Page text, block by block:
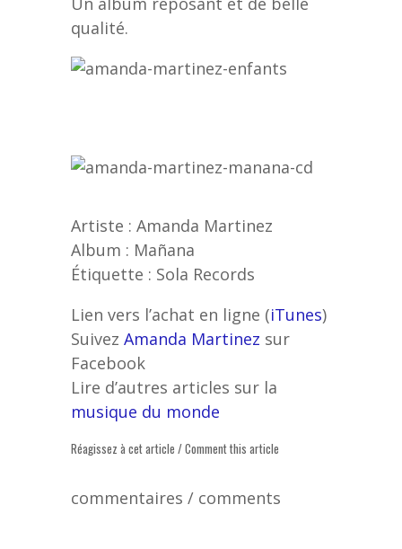
qualité.
Artiste : Amanda Martinez
Album : Mañana
Étiquette : Sola Records
Lien vers l’achat en ligne (iTunes)
Suivez Amanda Martinez sur
Facebook
Lire d’autres articles sur la
musique du monde
Réagissez à cet article / Comment this article
commentaires / comments